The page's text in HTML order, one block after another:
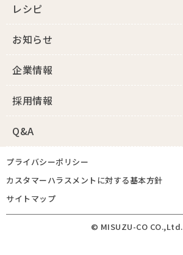
レシピ
お知らせ
企業情報
採用情報
Q&A
プライバシーポリシー
カスタマーハラスメントに対する基本方針
サイトマップ
© MISUZU-CO CO.,Ltd.